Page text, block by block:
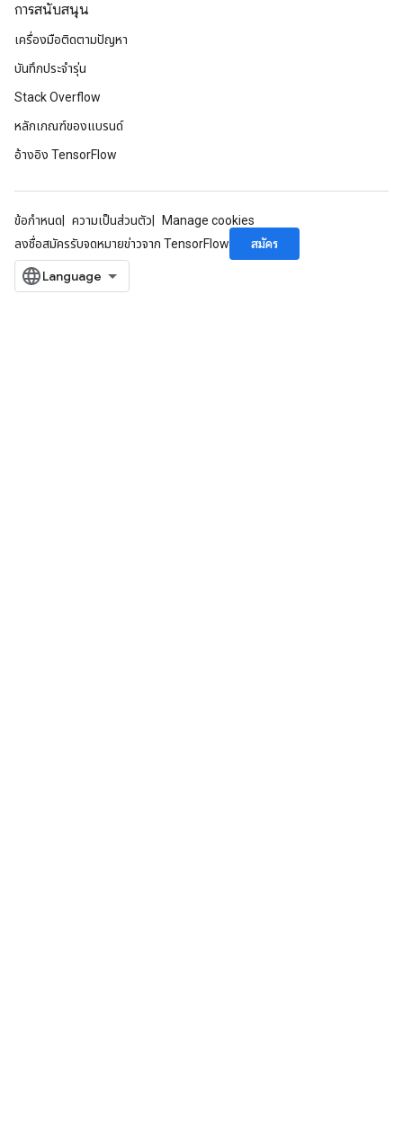
การสนับสนุน
เครื่องมือติดตามปัญหา
บันทึกประจำรุ่น
Stack Overflow
หลักเกณฑ์ของแบรนด์
อ้างอิง TensorFlow
ข้อกำหนด ความเป็นส่วนตัว
Manage cookies
ลงชื่อสมัครรับจดหมายข่าวจาก TensorFlow
สมัคร